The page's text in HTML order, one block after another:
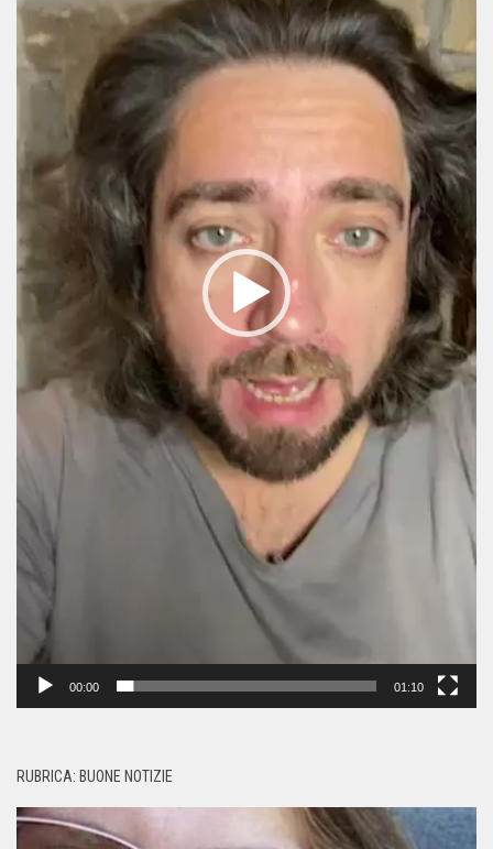
00:00 01:10
RUBRICA: BUONE NOTIZIE